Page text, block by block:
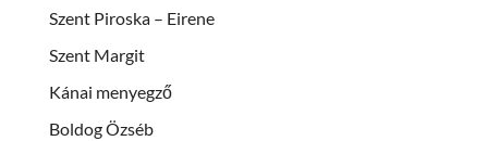
Szent Piroska – Eirene
Szent Margit
Kánai menyegző
Boldog Özséb